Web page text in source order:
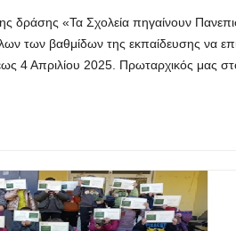
δράσης «Τα Σχολεία πηγαίνουν
των βαθμίδων της εκπαίδευσης να
4 Απριλίου 2025. Πρωταρχικός μας